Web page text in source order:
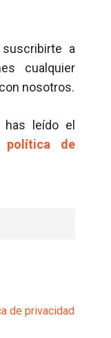
a
cualquier
con nosotros.
has leído el
política de
de privacidad